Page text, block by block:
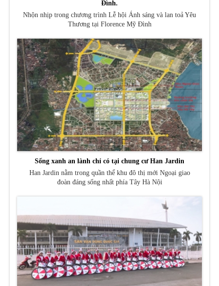
Đình.
Nhộn nhịp trong chương trình Lễ hội Ánh sáng và lan toả Yêu
Thương tại Florence Mỹ Đình
Sống xanh an lành chỉ có tại chung cư Han Jardin
Han Jardin nằm trong quần thể khu đô thị mới Ngoại giao
đoàn đáng sống nhất phía Tây Hà Nội